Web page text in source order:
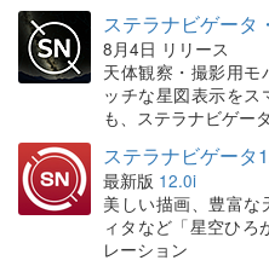
ステラナビゲータ
8月4日 リリース
天体観察・撮影用モ
ッチな星図表示を
も、ステラナビゲータ
ステラナビゲータ
最新版 12.0i
美しい描画、豊富
ィタなど「星空ひろ
レーション